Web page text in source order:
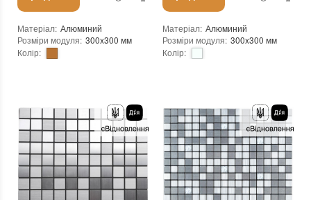
Матеріал: Алюминий
Розміри модуля: 300x300 мм
Колір:
Основа
Самоклейка
Призначення:
В інтер'єрі, Для лазні, Для басейну, Для ванної кімнати та туалету, Для вітальні, Для душової, Для кухні, Для спальні, Для фартуха
Вага модуля: 0.2 кг
Товщина чіпа: 3 мм
Площа модуля: 0,09 м²
Країна виробника: Китай
Бренд: Sticker Wall
Тип поверхні: Матова
Матеріал: Алюминий
Розміри модуля: 300x300 мм
Колір:
Основа: Самоклейка
Призначення:
В інтер'єрі, Для лазні, Для басейну, Для ванної кімнати та туалету, Для вітальні, Для душової, Для кухні, Для спальні, Для фартуха
Вага модуля: 0.2 кг
Товщина чіпа: 3 мм
Площа модуля: 0,09 м²
Країна виробника: Китай
Бренд: Sticker Wall
Тип поверхні: Матова